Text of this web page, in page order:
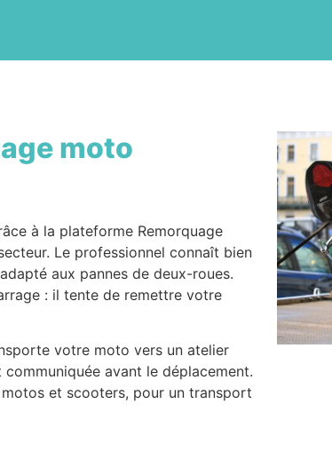
moto
à la plateforme Remorquage
Le professionnel connaît bien
aux pannes de deux-roues.
: il tente de remettre votre
votre moto vers un atelier
communiquée avant le déplacement.
et scooters, pour un transport